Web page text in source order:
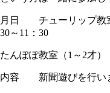
月日 チューリップ教
30～11：30
たんぽぽ教室（1～2才
内容 新聞遊びを行い